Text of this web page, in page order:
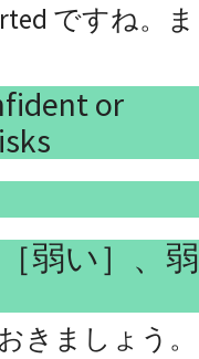
ですね。ま
or
弱い］、弱
きましょう。